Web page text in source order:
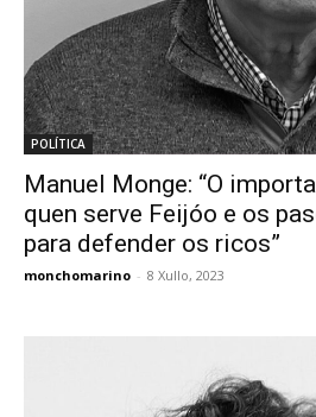
POLÍTICA
Manuel Monge: “O
quen serve Feijóo e os
para defender os ricos”
monchomarino - 8 Xullo, 2023